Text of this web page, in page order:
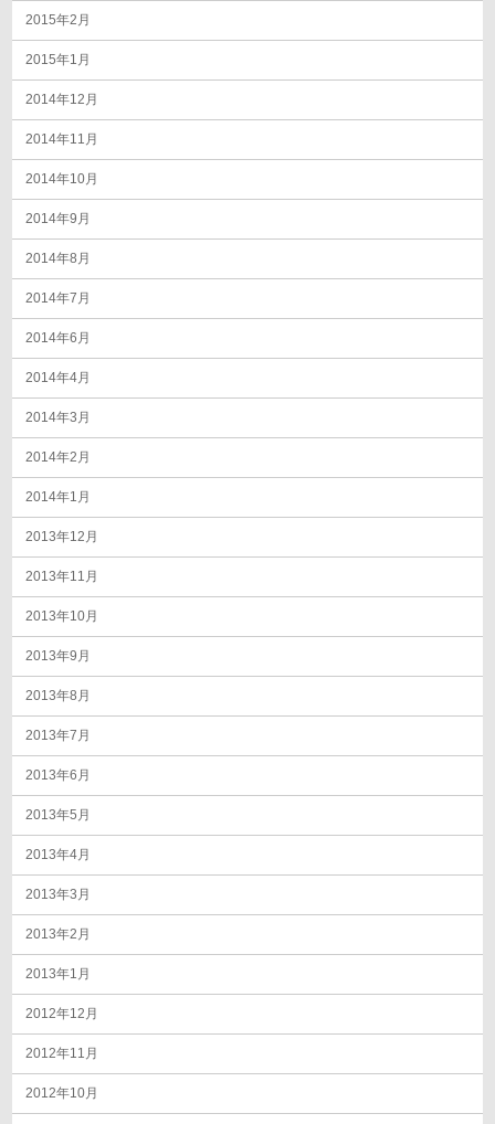
2015年2月
2015年1月
2014年12月
2014年11月
2014年10月
2014年9月
2014年8月
2014年7月
2014年6月
2014年4月
2014年3月
2014年2月
2014年1月
2013年12月
2013年11月
2013年10月
2013年9月
2013年8月
2013年7月
2013年6月
2013年5月
2013年4月
2013年3月
2013年2月
2013年1月
2012年12月
2012年11月
2012年10月